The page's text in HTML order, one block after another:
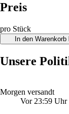
Preis
pro Stück
In den Warenkorb
Unsere
Morgen versandt
Vor 23:59 Uhr